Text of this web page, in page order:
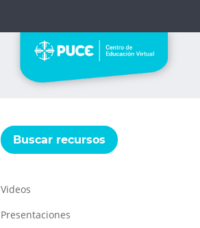
Buscar recursos
Videos
Presentaciones